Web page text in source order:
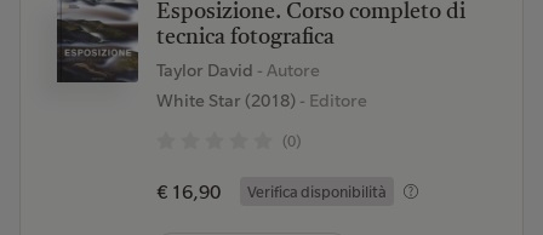
Esposizione. Corso completo di
tecnica fotografica
Taylor David - Autore
White Star (2018)- Editore
(0)
€ 16,90 Verifica disponibilità